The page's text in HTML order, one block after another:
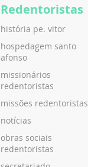
Redentoristas
história pe. vitor
hospedagem santo
afonso
missionários
redentoristas
missões redentoristas
notícias
obras sociais
redentoristas